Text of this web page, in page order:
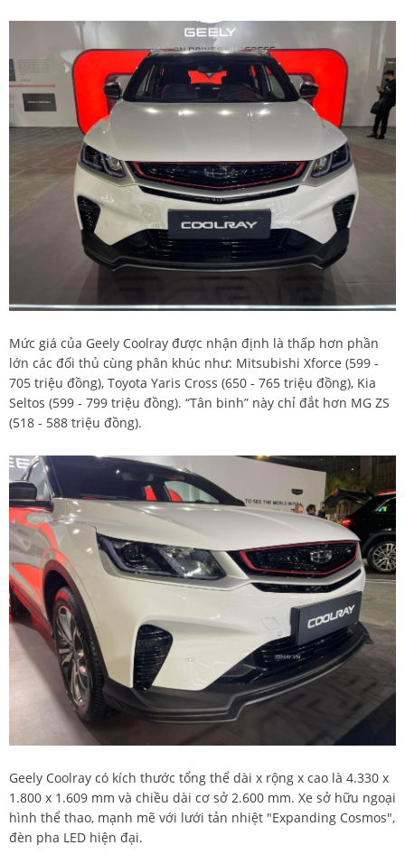
Mức giá của Geely Coolray được nhận định là thấp hơn phần
lớn các đối thủ cùng phân khúc như: Mitsubishi Xforce (599 -
705 triệu đồng), Toyota Yaris Cross (650 - 765 triệu đồng), Kia
Seltos (599 - 799 triệu đồng). “Tân binh” này chỉ đắt hơn MG ZS
(518 - 588 triệu đồng).
Geely Coolray có kích thước tổng thể dài x rộng x cao là 4.330 x
1.800 x 1.609 mm và chiều dài cơ sở 2.600 mm. Xe sở hữu ngoại
hình thể thao, mạnh mẽ với lưới tản nhiệt "Expanding Cosmos",
đèn pha LED hiện đại.